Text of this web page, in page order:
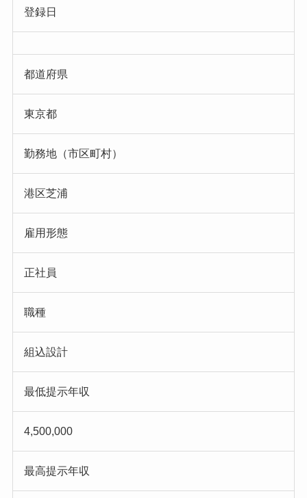
登録日
都道府県
東京都
勤務地（市区町村）
港区芝浦
雇用形態
正社員
職種
組込設計
最低提示年収
4,500,000
最高提示年収